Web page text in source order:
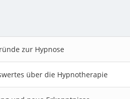
zur Hypnose
über die Hypnotherapie